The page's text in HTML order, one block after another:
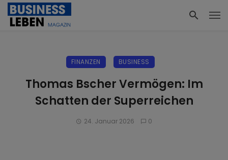
FINANZEN BUSINESS
Thomas Bscher Vermögen: Im
Schatten der Superreichen
24. Januar 2026 0